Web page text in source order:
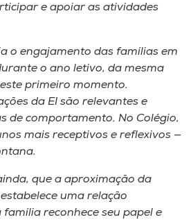
e apoiar as atividades
o engajamento das famílias em
o ano letivo, da mesma
primeiro momento.
da EI são relevantes e
de comportamento. No Colégio,
mais receptivos e reflexivos —
que a aproximação da
uma relação
reconhece seu papel e